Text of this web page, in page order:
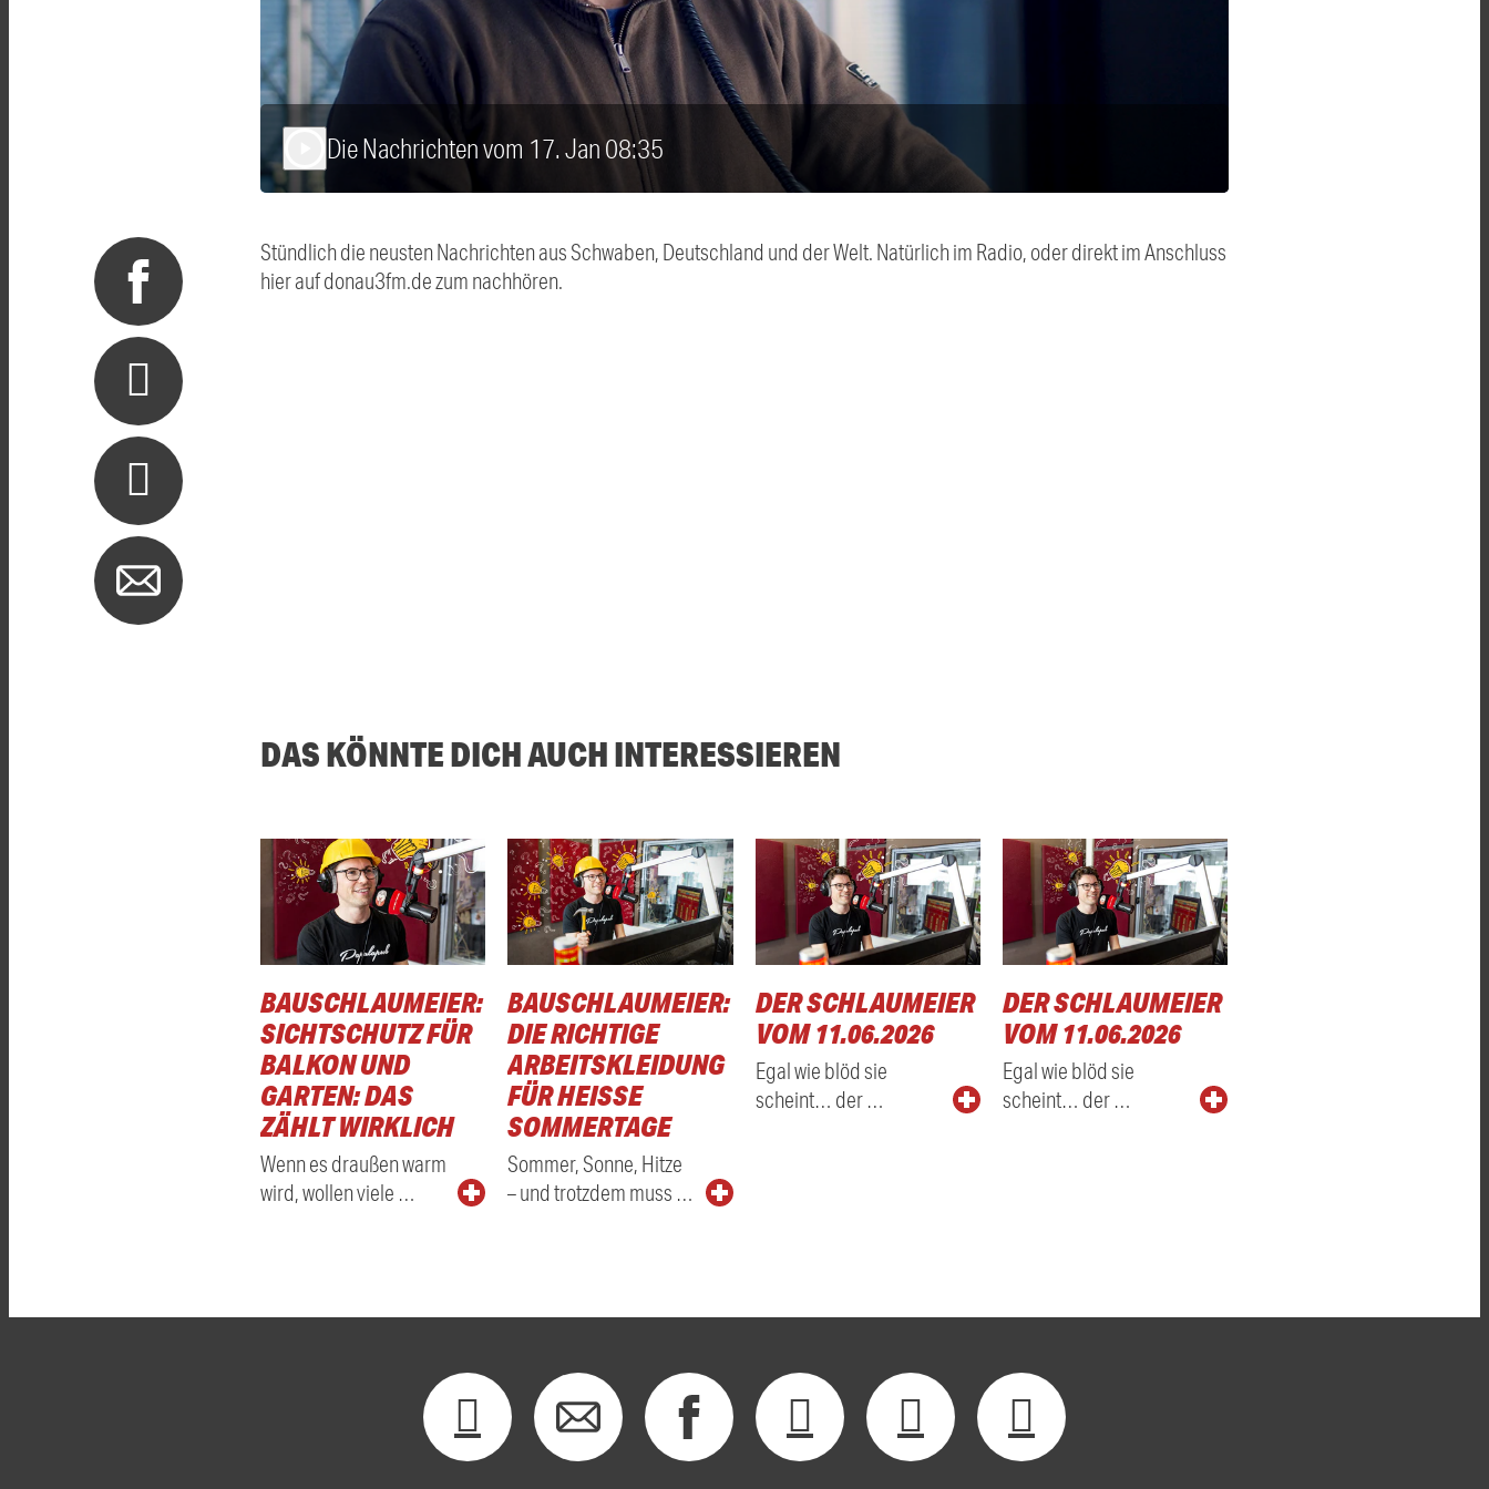
Die Nachrichten vom 17. Jan 08:35
Stündlich die neusten Nachrichten aus Schwaben, Deutschland und der Welt. Natürlich im Radio, oder direkt im Anschluss
hier auf donau3fm.de zum nachhören.
DAS KÖNNTE DICH AUCH INTERESSIEREN
BAUSCHLAUMEIER:
SICHTSCHUTZ FÜR
BALKON UND
GARTEN: DAS
ZÄHLT WIRKLICH
Wenn es draußen warm
wird, wollen viele …
BAUSCHLAUMEIER:
DIE RICHTIGE
ARBEITSKLEIDUNG
FÜR HEISSE S
OMMERTAGE
Sommer, Sonne, Hitze
– und trotzdem muss …
DER SCHLAUMEIER
VOM 11.06.2026
Egal wie blöd sie
scheint… der …
DER SCHLAUMEIER
VOM 11.06.2026
Egal wie blöd sie
scheint… der …